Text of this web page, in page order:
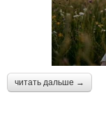
читать дальше →